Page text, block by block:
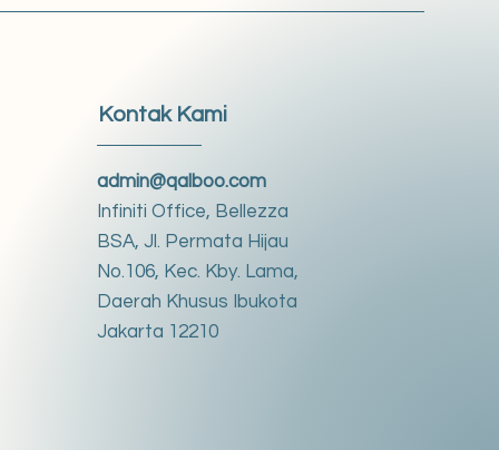
Kontak Kami
admin@qalboo.com
Infiniti Office, Bellezza
BSA, Jl. Permata Hijau
No.106, Kec. Kby. Lama,
Daerah Khusus Ibukota
Jakarta 12210